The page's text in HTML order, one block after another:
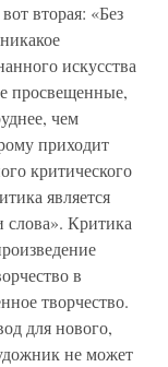
вторая: «Без
искусства
просвещенные,
чем
приходит
критического
является
слова». Критика
в
творчество.
для нового,
не может